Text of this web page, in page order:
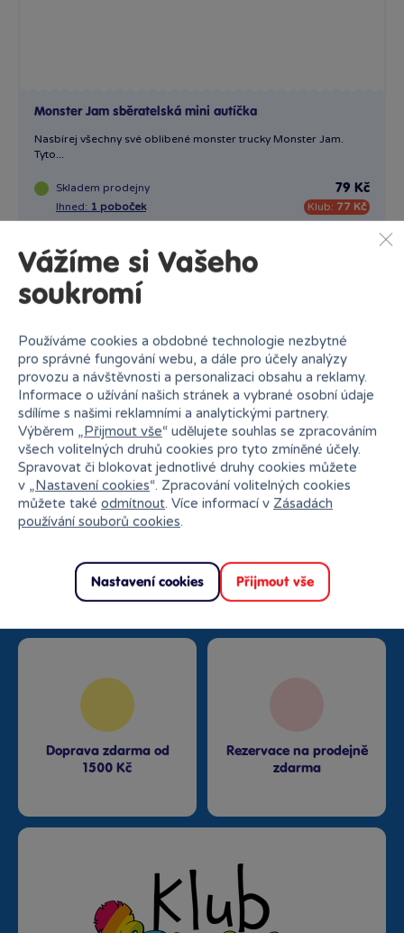
Monster Jam sběratelská mini autíčka
Nasbírej všechny své oblíbené monster trucky Monster Jam.
Tyto...
Skladem prodejny
Ihned: 1 poboček
79 Kč
Klub: 77 Kč
Rezervovat
Proč nakupovat v Bambuli?
Nejširší sortiment na
trhu
27 kamenných prodejen
Doprava zdarma od
1500 Kč
Rezervace na prodejně
zdarma
Vážíme si Vašeho
soukromí
Používáme cookies a obdobné technologie nezbytné
pro správné fungování webu, a dále pro účely analýzy
provozu a návštěvnosti a personalizaci obsahu a reklamy.
Informace o užívání našich stránek a vybrané osobní údaje
sdílíme s našimi reklamními a analytickými partnery.
Výběrem „Přijmout vše“ udělujete souhlas se zpracováním
všech volitelných druhů cookies pro tyto zmíněné účely.
Spravovat či blokovat jednotlivé druhy cookies můžete
v „Nastavení cookies“. Zpracování volitelných cookies
můžete také odmítnout. Více informací v Zásadách
používání souborů cookies.
Nastavení cookies Přijmout vše